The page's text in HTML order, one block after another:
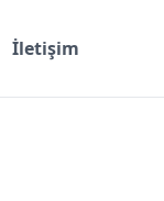
İletişim